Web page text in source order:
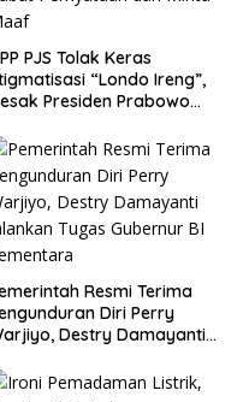
PJS Tolak Keras
“Londo Ireng”,
Presiden Prabowo
Resmi Terima
Diri Perry
Destry Damayanti